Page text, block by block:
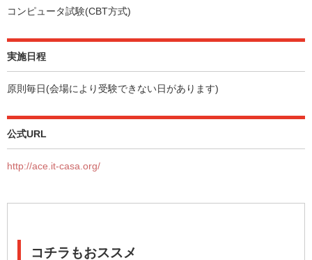
コンピュータ試験(CBT方式)
実施日程
原則毎日(会場により受験できない日があります)
公式URL
http://ace.it-casa.org/
コチラもおススメ